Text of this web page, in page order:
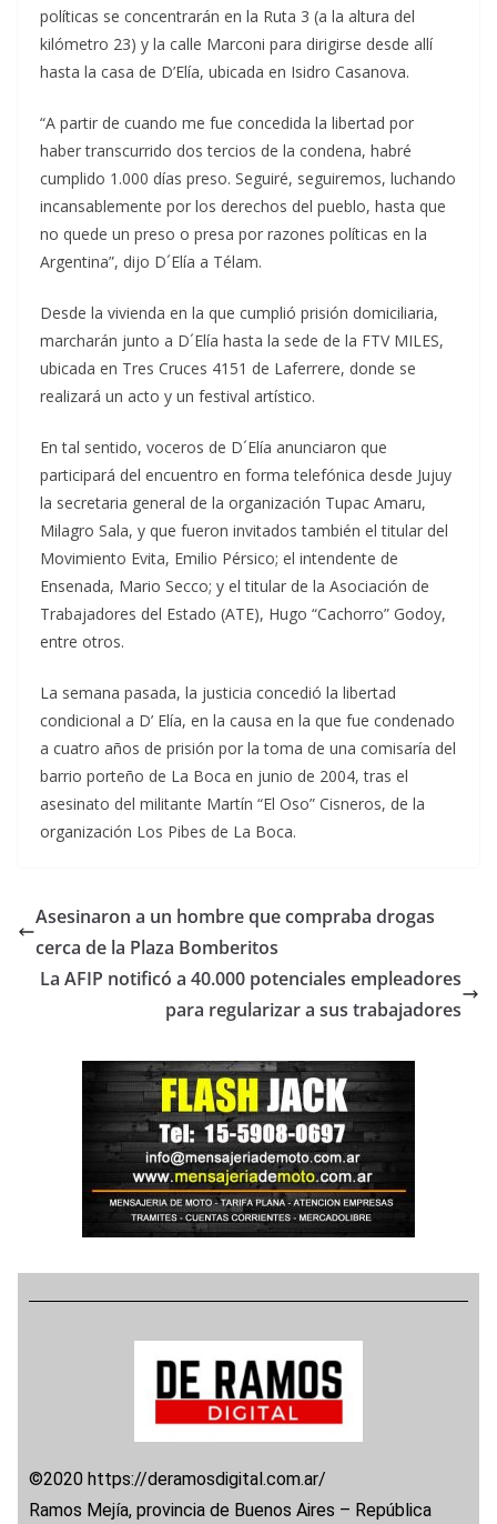
políticas se concentrarán en la Ruta 3 (a la altura del
kilómetro 23) y la calle Marconi para dirigirse desde allí
hasta la casa de D’Elía, ubicada en Isidro Casanova.
“A partir de cuando me fue concedida la libertad por
haber transcurrido dos tercios de la condena, habré
cumplido 1.000 días preso. Seguiré, seguiremos, luchando
incansablemente por los derechos del pueblo, hasta que
no quede un preso o presa por razones políticas en la
Argentina”, dijo D´Elía a Télam.
Desde la vivienda en la que cumplió prisión domiciliaria,
marcharán junto a D´Elía hasta la sede de la FTV MILES,
ubicada en Tres Cruces 4151 de Laferrere, donde se
realizará un acto y un festival artístico.
En tal sentido, voceros de D´Elía anunciaron que
participará del encuentro en forma telefónica desde Jujuy
la secretaria general de la organización Tupac Amaru,
Milagro Sala, y que fueron invitados también el titular del
Movimiento Evita, Emilio Pérsico; el intendente de
Ensenada, Mario Secco; y el titular de la Asociación de
Trabajadores del Estado (ATE), Hugo “Cachorro” Godoy,
entre otros.
La semana pasada, la justicia concedió la libertad
condicional a D’ Elía, en la causa en la que fue condenado
a cuatro años de prisión por la toma de una comisaría del
barrio porteño de La Boca en junio de 2004, tras el
asesinato del militante Martín “El Oso” Cisneros, de la
organización Los Pibes de La Boca.
Asesinaron a un hombre que compraba drogas
cerca de la Plaza Bomberitos
La AFIP notificó a 40.000 potenciales empleadores
para regularizar a sus trabajadores
©2020 https://deramosdigital.com.ar/
Ramos Mejía, provincia de Buenos Aires – República